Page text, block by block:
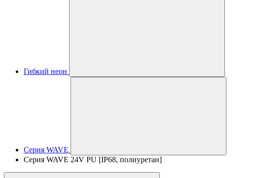
Гибкий неон
Серия WAVE
Серия WAVE 24V PU [IP68, полиуретан]